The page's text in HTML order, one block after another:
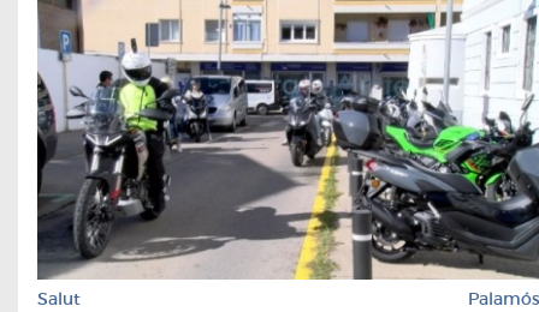
Salut Palamós